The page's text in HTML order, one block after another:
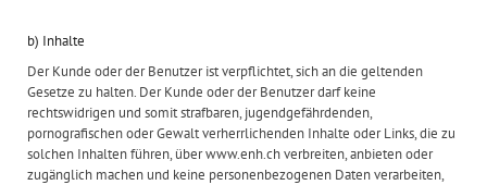
b) Inhalte
Der Kunde oder der Benutzer ist verpflichtet, sich an die geltenden
Gesetze zu halten. Der Kunde oder der Benutzer darf keine
rechtswidrigen und somit strafbaren, jugendgefährdenden,
pornografischen oder Gewalt verherrlichenden Inhalte oder Links, die zu
solchen Inhalten führen, über www.enh.ch verbreiten, anbieten oder
zugänglich machen und keine personenbezogenen Daten verarbeiten,